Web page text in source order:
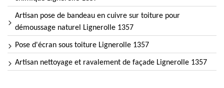
Artisan pose de bandeau en cuivre sur toiture pour
démoussage naturel Lignerolle 1357
Pose d'écran sous toiture Lignerolle 1357
Artisan nettoyage et ravalement de façade Lignerolle 1357